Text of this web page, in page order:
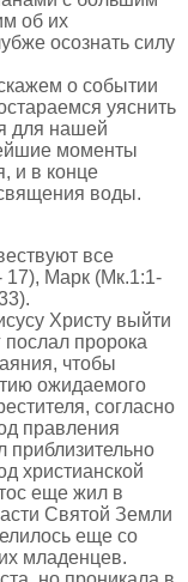
об их
осознать силу
о событии
уяснить
для нашей
моменты
и в конце
воды.
все
Марк (Мк.1:1-
Христу выйти
пророка
чтобы
ожидаемого
согласно
правления
приблизительно
христианской
еще жил в
Святой Земли
еще со
младенцев.